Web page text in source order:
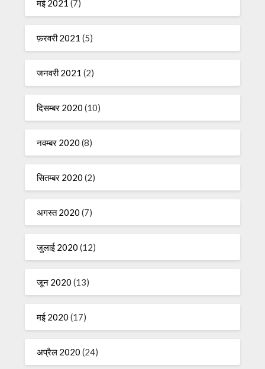
मई 2021 (7)
फ़रवरी 2021 (5)
जनवरी 2021 (2)
दिसम्बर 2020 (10)
नवम्बर 2020 (8)
सितम्बर 2020 (2)
अगस्त 2020 (7)
जुलाई 2020 (12)
जून 2020 (13)
मई 2020 (17)
अप्रैल 2020 (24)